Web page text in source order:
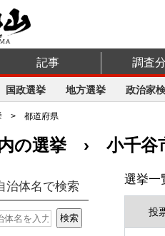
記事 調査
国政選挙 地方選挙 政治家
> 都道府県
の選挙 › 小千谷
治体名で検索
選挙一
投